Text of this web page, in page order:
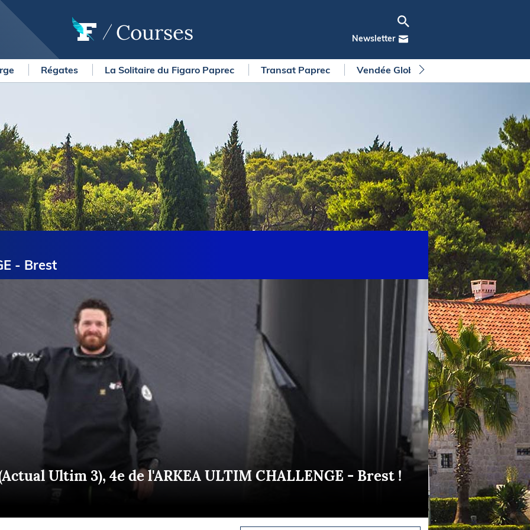
Courses Newsletter
du Figaro Paprec
Paprec
Globe
Ultim Challenge
du Rhum - Destination
Shopping
Culture nautique
Gastronomie
Blogs
SERVICES
Nos magazines
Régates La Solitaire du Figaro Paprec Transat Paprec Vendée Globe
- Brest
Ultim 3), 4e de l'ARKEA ULTIM CHALLENGE - Brest !